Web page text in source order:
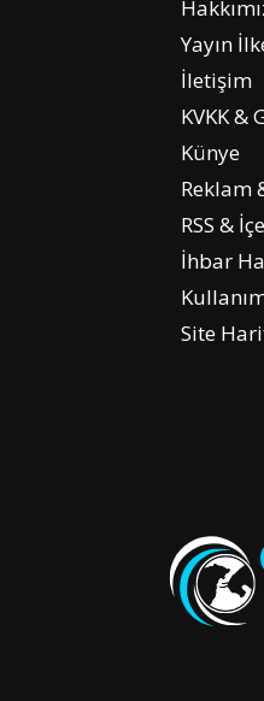
Yayın
İletişim
KVKK &
Künye
Reklam
RSS &
İhbar
Site